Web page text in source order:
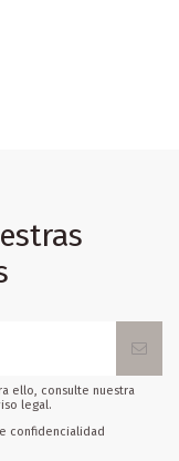
ello, consulte nuestra
legal.
confidencialidad